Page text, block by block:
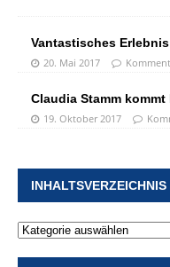
Vantastisches
20. Mai 2017
Claudia Stamm
19. Oktober 2017
INHALTSVERZEICHNIS